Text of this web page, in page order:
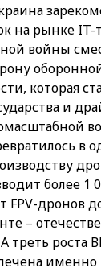
на рынке IT-
войны
которая
и
в
более 1
FPV-дронов
–
треть роста
именно